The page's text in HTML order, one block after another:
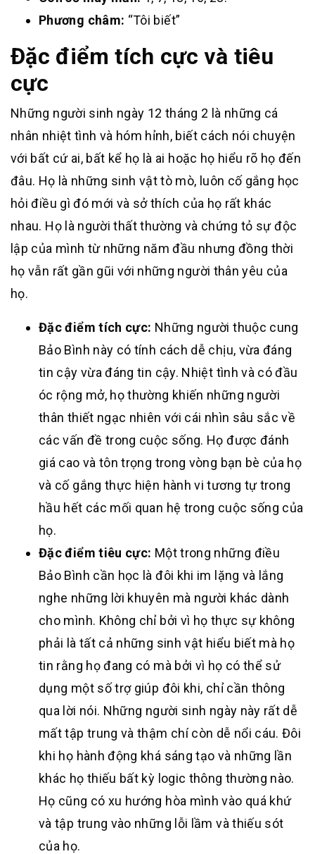
Phương châm: “Tôi biết”
Đặc điểm tích cực và tiêu
cực
Những người sinh ngày 12 tháng 2 là những cá
nhân nhiệt tình và hóm hỉnh, biết cách nói chuyện
với bất cứ ai, bất kể họ là ai hoặc họ hiểu rõ họ đến
đâu. Họ là những sinh vật tò mò, luôn cố gắng học
hỏi điều gì đó mới và sở thích của họ rất khác
nhau. Họ là người thất thường và chứng tỏ sự độc
lập của mình từ những năm đầu nhưng đồng thời
họ vẫn rất gần gũi với những người thân yêu của
họ.
Đặc điểm tích cực: Những người thuộc cung
Bảo Bình này có tính cách dễ chịu, vừa đáng
tin cậy vừa đáng tin cậy. Nhiệt tình và có đầu
óc rộng mở, họ thường khiến những người
thân thiết ngạc nhiên với cái nhìn sâu sắc về
các vấn đề trong cuộc sống. Họ được đánh
giá cao và tôn trọng trong vòng bạn bè của họ
và cố gắng thực hiện hành vi tương tự trong
hầu hết các mối quan hệ trong cuộc sống của
họ.
Đặc điểm tiêu cực: Một trong những điều
Bảo Bình cần học là đôi khi im lặng và lắng
nghe những lời khuyên mà người khác dành
cho mình. Không chỉ bởi vì họ thực sự không
phải là tất cả những sinh vật hiểu biết mà họ
tin rằng họ đang có mà bởi vì họ có thể sử
dụng một số trợ giúp đôi khi, chỉ cần thông
qua lời nói. Những người sinh ngày này rất dễ
mất tập trung và thậm chí còn dễ nổi cáu. Đôi
khi họ hành động khá sáng tạo và những lần
khác họ thiếu bất kỳ logic thông thường nào.
Họ cũng có xu hướng hòa mình vào quá khứ
và tập trung vào những lỗi lầm và thiếu sót
của họ.